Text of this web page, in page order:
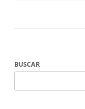
BUSCAR